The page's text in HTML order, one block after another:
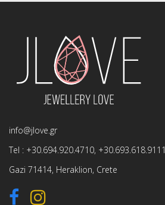
info@jlove.gr
Tel : +30.694.920.4710, +30.693.618.9111
Gazi 71414, Heraklion, Crete